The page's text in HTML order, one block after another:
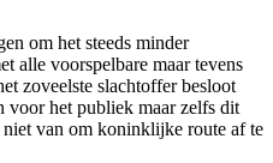
om het steeds minder
alle voorspelbare maar tevens
zoveelste slachtoffer besloot
voor het publiek maar zelfs dit
van om koninklijke route af te